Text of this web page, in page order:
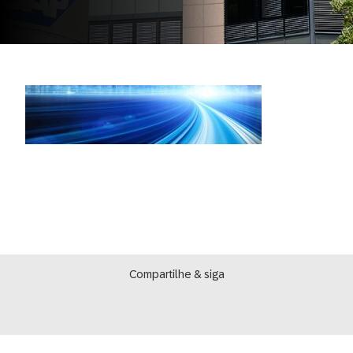
Compartilhe & siga